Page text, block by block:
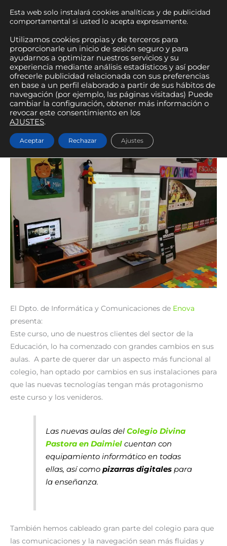
Hablemos | +34 926 921 363
AGENTES KIT DIGITAL
Pizarras y libros digitales
en la enseñanza
Soluciones TIC
El Dpto. de Informática y Comunicaciones de Enova
presenta:
Este curso, uno de nuestros clientes del sector de la
Educación, lo ha comenzado con grandes cambios en sus
aulas. A parte de querer dar un aspecto más funcional al
colegio, han optado por cambios en sus instalaciones para
que las nuevas tecnologías tengan más protagonismo
este curso y los venideros.
Las nuevas aulas del Colegio Divina
Pastora en Daimiel cuentan con
equipamiento informático en todas
ellas, así como pizarras digitalespara
la enseñanza.
También hemos cableado gran parte del colegio para que
las comunicaciones y la navegación sean más fluidas y
Esta web solo instalará cookies analíticas y de publicidad
comportamental si usted lo acepta expresamente.
Utilizamos cookies propias y de terceros para
proporcionarle un inicio de sesión seguro y para
ayudarnos a optimizar nuestros servicios y su
experiencia mediante análisis estadísticos y así poder
ofrecerle publicidad relacionada con sus preferencias
en base a un perfil elaborado a partir de sus hábitos de
navegación (por ejemplo, las páginas visitadas) Puede
cambiar la configuración, obtener más información o
revocar este consentimiento en los
AJUSTES.
Aceptar Rechazar Ajustes